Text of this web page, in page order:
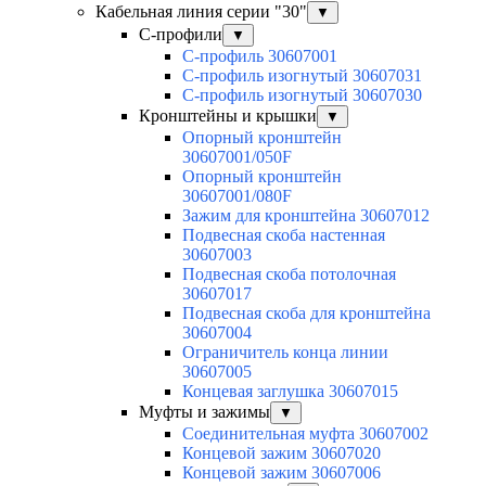
Кабельная линия серии "30"
▼
С-профили ▼
С-профиль 30607001
С-профиль изогнутый 30607031
С-профиль изогнутый 30607030
Кронштейны и крышки
▼
Опорный кронштейн
30607001/050F
Опорный кронштейн
30607001/080F
Зажим для кронштейна 30607012
Подвесная скоба настенная
30607003
Подвесная скоба потолочная
30607017
Подвесная скоба для кронштейна
30607004
Ограничитель конца линии
30607005
Концевая заглушка 30607015
Муфты и зажимы
▼
Соединительная муфта 30607002
Концевой зажим 30607020
Концевой зажим 30607006